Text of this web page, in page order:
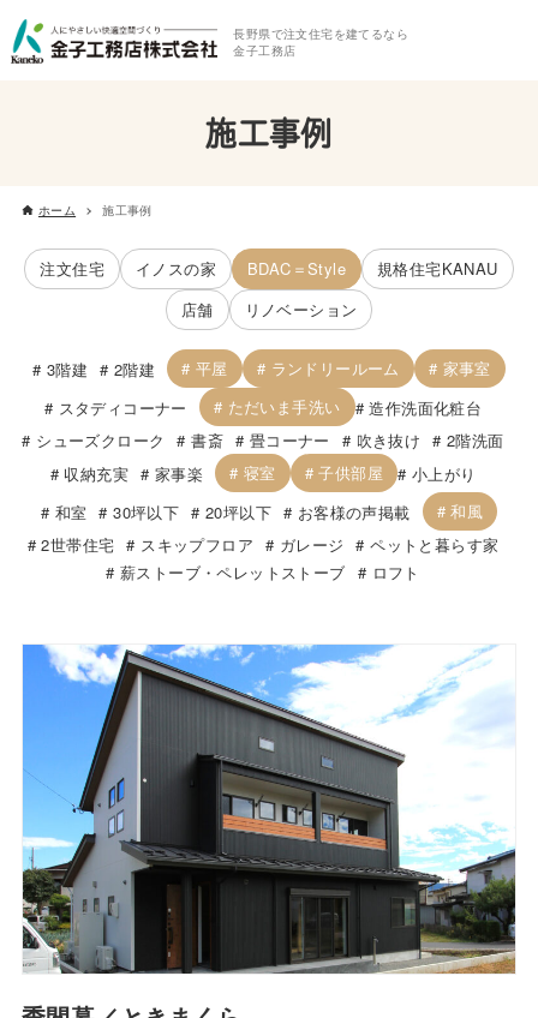
長野県で注文住宅を建てるなら
金子工務店
施工事例
ホーム 施工事例
注文住宅 イノスの家 BDAC＝Style
規格住宅KANAU
店舗
リノベーション
3階建 2階建 平屋 ランドリールーム
家事室
スタディコーナー
ただいま手洗い
造作洗面化粧台
シューズクローク
書斎 畳コーナー 吹き抜け
2階洗面
収納充実
家事楽 寝室 子供部屋
小上がり
和室
30坪以下 20坪以下 お客様の声掲載
和風
2世帯住宅
スキップフロア ガレージ
ペットと暮らす家
薪ストーブ・ペレットストーブ
ロフト